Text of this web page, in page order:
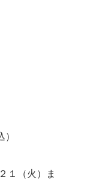
１（火）ま